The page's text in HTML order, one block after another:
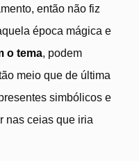
então não fiz
época mágica e
o tema, podem
meio que de última
simbólicos e
nas ceias que iria